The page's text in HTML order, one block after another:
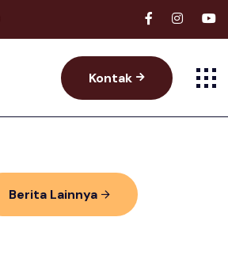
Kontak
Berita Lainnya